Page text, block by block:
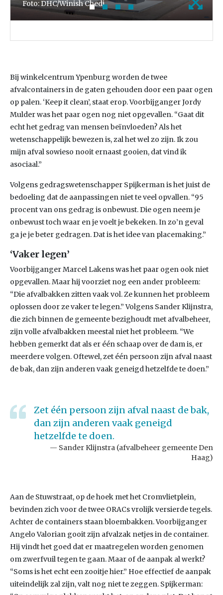
Foto: DHC/Winish Chedi
Bij winkelcentrum Ypenburg worden de twee
afvalcontainers in de gaten gehouden door een paar ogen
op palen. ‘Keep it clean’, staat erop. Voorbijganger Jordy
Mulder was het paar ogen nog niet opgevallen. “Gaat dit
echt het gedrag van mensen beïnvloeden? Als het
wetenschappelijk bewezen is, zal het wel zo zijn. Ik zou
mijn afval sowieso nooit ernaast gooien, dat vind ik
asociaal.”
Volgens gedragswetenschapper Spijkerman is het juist de
bedoeling dat de aanpassingen niet te veel opvallen. “95
procent van ons gedrag is onbewust. Die ogen neem je
onbewust toch waar en je voelt je bekeken. In zo’n geval
ga je je beter gedragen. Dat is het idee van placemaking.”
‘Vaker legen’
Voorbijganger Marcel Lakens was het paar ogen ook niet
opgevallen. Maar hij voorziet nog een ander probleem:
“Die afvalbakken zitten vaak vol. Ze kunnen het probleem
oplossen door ze vaker te legen.” Volgens Sander Klijnstra,
die zich binnen de gemeente bezighoudt met afvalbeheer,
zijn volle afvalbakken meestal niet het probleem. “We
hebben gemerkt dat als er één schaap over de dam is, er
meerdere volgen. Oftewel, zet één persoon zijn afval naast
de bak, dan zijn anderen vaak geneigd hetzelfde te doen.”
Zet één persoon zijn afval naast de bak,
dan zijn anderen vaak geneigd
hetzelfde te doen.
Sander Klijnstra (afvalbeheer gemeente Den
Haag)
Aan de Stuwstraat, op de hoek met het Cromvlietplein,
bevinden zich voor de twee ORACs vrolijk versierde tegels.
Achter de containers staan bloembakken. Voorbijganger
Angelo Valorian gooit zijn afvalzak netjes in de container.
Hij vindt het goed dat er maatregelen worden genomen
om zwerfvuil tegen te gaan. Maar of de aanpak al werkt?
“Soms is het echt een zooitje hier.” Hoe effectief de aanpak
uiteindelijk zal zijn, valt nog niet te zeggen. Spijkerman: